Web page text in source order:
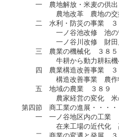
一　農地解放・米麦の供出
農地改革　農地の交換分
二　水利・防災の事業　３
一ノ谷池改修　池の管
一ノ谷川改修　財田川
三　農業の機械化　３８５
牛耕から動力耕耘機
四　農業構造改善事業　３
構造改善事業　農作物と
五　地域の農業　３８９
農家経営の変化　米の生
第四節　商工業の進展・・・
一　一ノ谷地区内の工業　
在来工場の近代化　高度